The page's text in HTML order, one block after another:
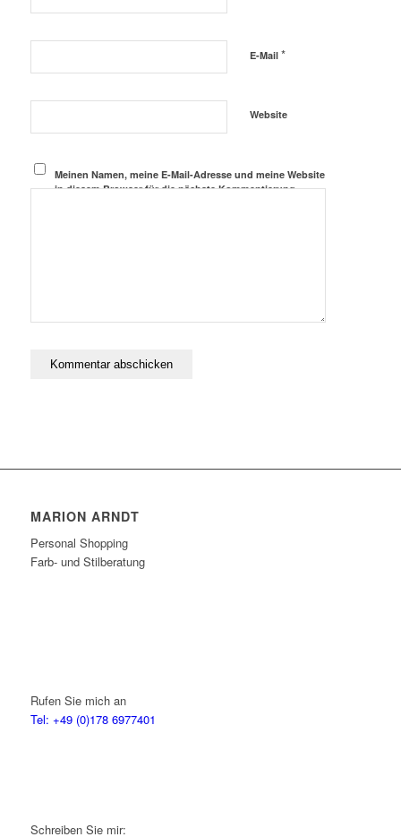
E-Mail *
Website
Meinen Namen, meine E-Mail-Adresse und meine Website
in diesem Browser für die nächste Kommentierung
MARION ARNDT
Personal Shopping
Farb- und Stilberatung
Rufen Sie mich an
Tel: +49 (0)178 6977401
Schreiben Sie mir: